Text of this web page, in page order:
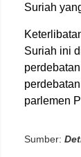
Suriah
Suriah ini
parlemen
Sumber: